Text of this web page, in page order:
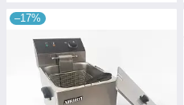
–17%